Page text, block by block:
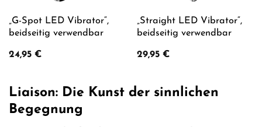
„G-Spot LED Vibrator“,
beidseitig verwendbar
24,95 €
„Straight LED Vibrator“,
beidseitig verwendbar
29,95 €
Liaison: Die Kunst der sinnlichen
Begegnung